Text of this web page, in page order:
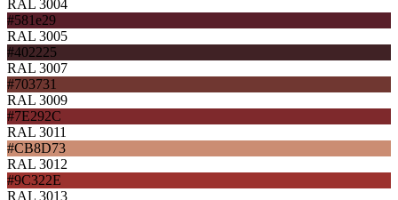
RAL 3004
#581e29
RAL 3005
#402225
RAL 3007
#703731
RAL 3009
#7E292C
RAL 3011
#CB8D73
RAL 3012
#9C322E
RAL 3013